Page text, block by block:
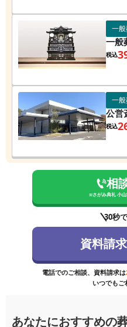
一
一般
税込
一
公営
税込
相
※さがみ典礼 小
30秒
資料請
電話でのご相談、資料請求は
いつでもご
あなたにおすすめの